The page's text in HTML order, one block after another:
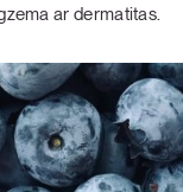
ar dermatitas.